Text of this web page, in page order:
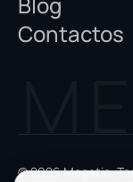
Contactos
© 2026 Megatic.